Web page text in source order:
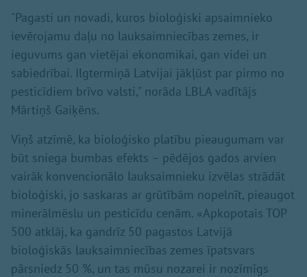
"Pagasti un novadi, kuros bioloģiski apsaimnieko
ievērojamu daļu no lauksaimniecības zemes, ir
ieguvums gan vietējai ekonomikai, gan videi un
sabiedrībai. Ilgtermiņā Latvijai jākļūst par pirmo no
pesticīdiem brīvo valsti," norāda LBLA vadītājs
Mārtiņš Gaiķēns.
Viņš atzīmē, ka bioloģisko platību pieaugumam var
būt sniega bumbas efekts – pēdējos gados arvien
vairāk konvencionālo lauksaimnieku izvēlas strādāt
bioloģiski, jo saskaras ar grūtībām nopelnīt, pieaugot
minerālmēslu un pesticīdu cenām. «Apkopotais TOP
500 atklāj, ka gandrīz 50 pagastos Latvijā
bioloģiskās lauksaimniecības zemes īpatsvars
pārsniedz 50 %, un tas mūsu nozarei ir nozīmīgs